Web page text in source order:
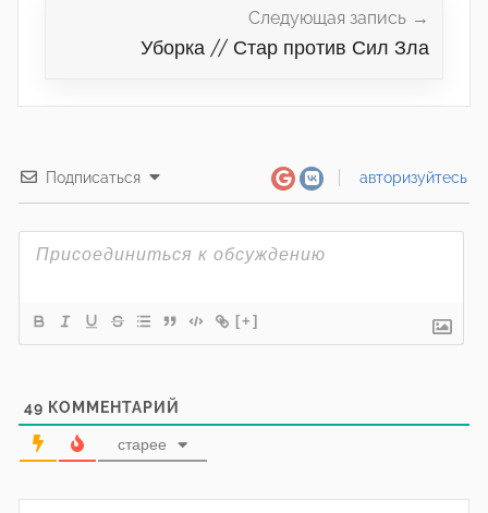
Следующая запись
Уборка // Стар против Сил Зла
Подписаться авторизуйтесь
[+]
49 КОММЕНТАРИЙ
старее